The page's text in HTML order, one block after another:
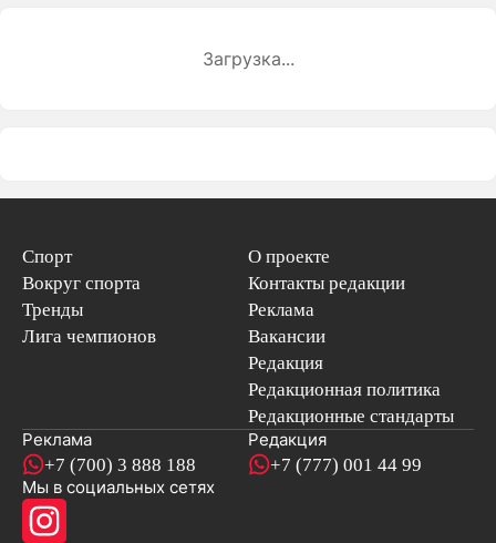
Загрузка...
Спорт
Вокруг спорта
Тренды
Лига чемпионов
О проекте
Контакты редакции
Реклама
Вакансии
Редакция
Редакционная политика
Редакционные стандарты
Реклама
+7 (700) 3 888 188
Редакция
+7 (777) 001 44 99
Мы в социальных сетях